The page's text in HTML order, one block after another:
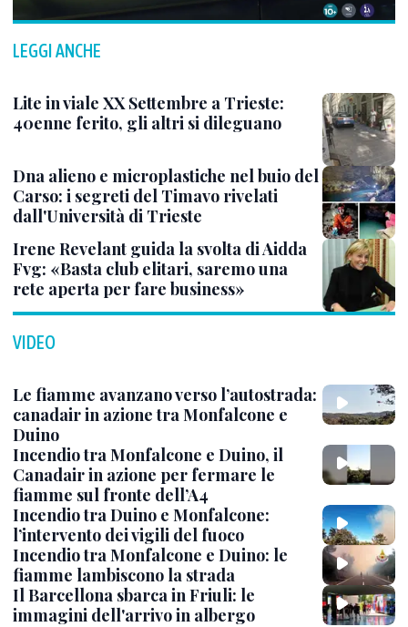
LEGGI ANCHE
Lite in viale XX Settembre a Trieste:
40enne ferito, gli altri si dileguano
Dna alieno e microplastiche nel buio del
Carso: i segreti del Timavo rivelati
dall'Università di Trieste
Irene Revelant guida la svolta di Aidda
Fvg: «Basta club elitari, saremo una
rete aperta per fare business»
VIDEO
Le fiamme avanzano verso l’autostrada:
canadair in azione tra Monfalcone e
Duino
Incendio tra Monfalcone e Duino, il
Canadair in azione per fermare le
fiamme sul fronte dell’A4
Incendio tra Duino e Monfalcone:
l’intervento dei vigili del fuoco
Incendio tra Monfalcone e Duino: le
fiamme lambiscono la strada
Il Barcellona sbarca in Friuli: le
immagini dell'arrivo in albergo